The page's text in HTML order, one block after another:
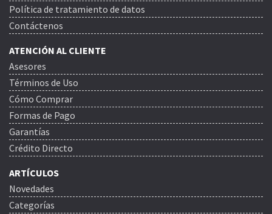
Política de tratamiento de datos
Contáctenos
ATENCIÓN AL CLIENTE
Asesores
Términos de Uso
Cómo Comprar
Formas de Pago
Garantías
Crédito Directo
ARTÍCULOS
Novedades
Categorías